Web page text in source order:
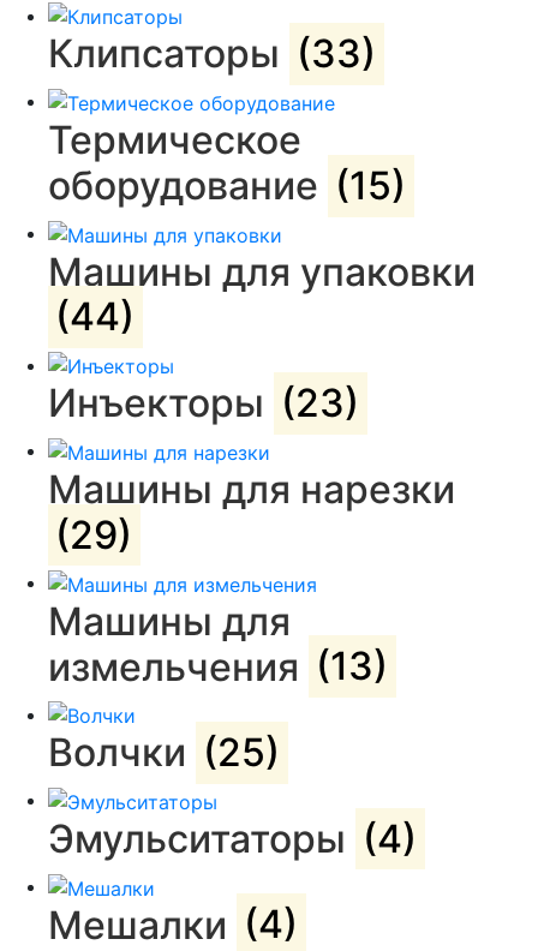
Клипсаторы (33)
Термическое
оборудование (15)
Машины для упаковки
(44)
Инъекторы (23)
Машины для нарезки
(29)
Машины для
измельчения (13)
Волчки (25)
Эмульситаторы (4)
Мешалки (4)